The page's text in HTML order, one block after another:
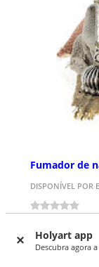
Holyart app
Descubra agora
Fumador de
DISPONÍVEL POR